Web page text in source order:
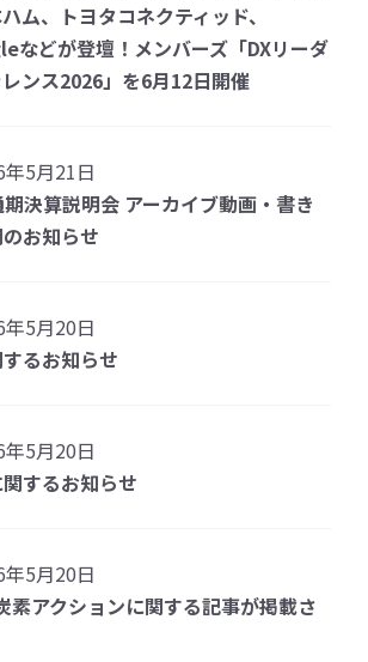
ム、トヨタコネクティッド、
などが登壇！メンバーズ「DXリーダ
ンス2026」を6月12日開催
年5月21日
決算説明会 アーカイブ動画・書き
お知らせ
年5月20日
るお知らせ
年5月20日
するお知らせ
年5月20日
素アクションに関する記事が掲載さ